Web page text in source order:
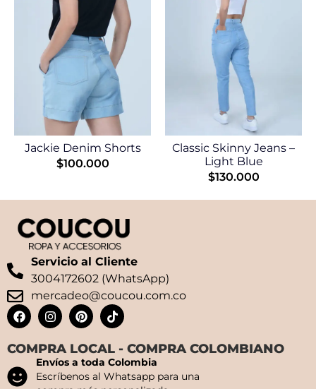
Jackie Denim Shorts
$100.000
Classic Skinny Jeans –
Light Blue
$130.000
Servicio al Cliente
3004172602 (WhatsApp)
mercadeo@coucou.com.co
COMPRA LOCAL - COMPRA COLOMBIANO
Envíos a toda Colombia
Escríbenos al Whatsapp para una